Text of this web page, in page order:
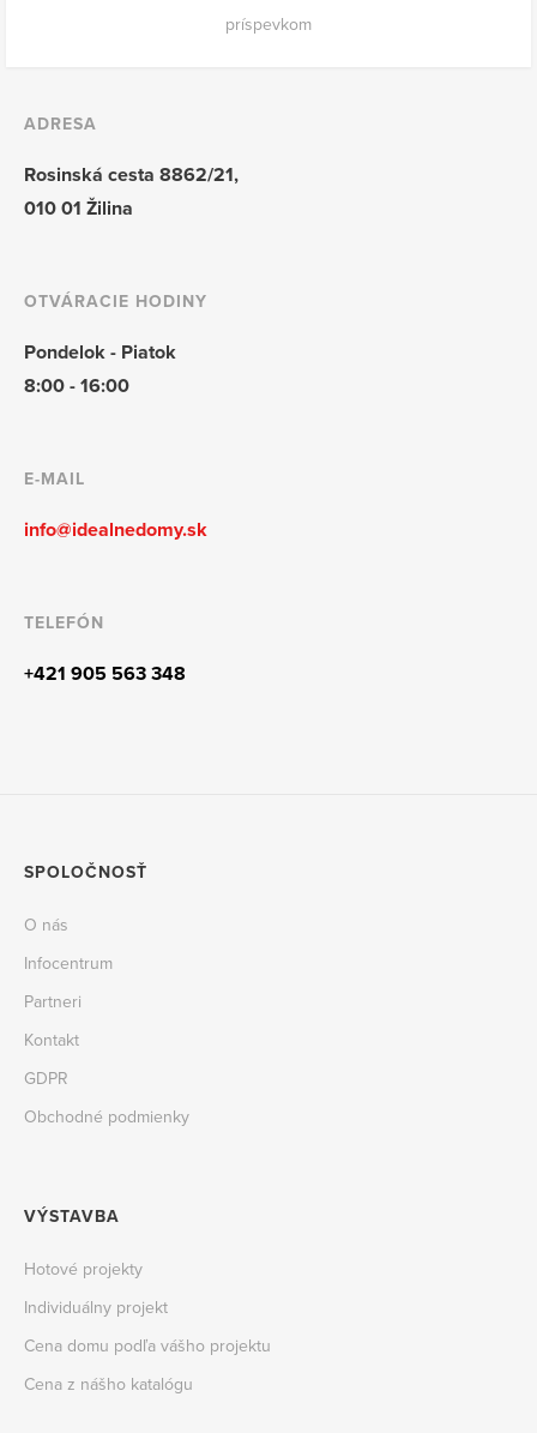
príspevkom
ADRESA
Rosinská cesta 8862/21,
010 01 Žilina
OTVÁRACIE HODINY
Pondelok - Piatok
8:00 - 16:00
E-MAIL
info@idealnedomy.sk
TELEFÓN
+421 905 563 348
SPOLOČNOSŤ
O nás
Infocentrum
Partneri
Kontakt
GDPR
Obchodné podmienky
VÝSTAVBA
Hotové projekty
Individuálny projekt
Cena domu podľa vášho projektu
Cena z nášho katalógu